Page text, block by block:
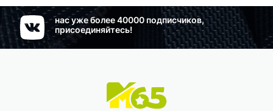
нас уже более 40000 подписчиков,
присоединяйтесь!